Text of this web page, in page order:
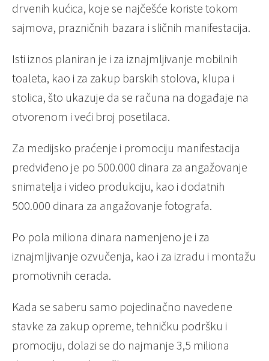
drvenih kućica, koje se najčešće koriste tokom
sajmova, prazničnih bazara i sličnih manifestacija.
Isti iznos planiran je i za iznajmljivanje mobilnih
toaleta, kao i za zakup barskih stolova, klupa i
stolica, što ukazuje da se računa na događaje na
otvorenom i veći broj posetilaca.
Za medijsko praćenje i promociju manifestacija
predviđeno je po 500.000 dinara za angažovanje
snimatelja i video produkciju, kao i dodatnih
500.000 dinara za angažovanje fotografa.
Po pola miliona dinara namenjeno je i za
iznajmljivanje ozvučenja, kao i za izradu i montažu
promotivnih cerada.
Kada se saberu samo pojedinačno navedene
stavke za zakup opreme, tehničku podršku i
promociju, dolazi se do najmanje 3,5 miliona